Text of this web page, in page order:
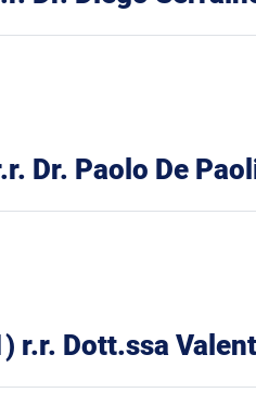
Dr. Paolo De
r.r. Dott.ssa